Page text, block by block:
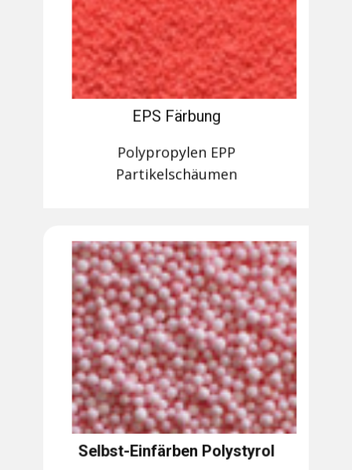
EPS Färbung
Polypropylen EPP
Partikelschäumen
Selbst-Einfärben Polystyrol